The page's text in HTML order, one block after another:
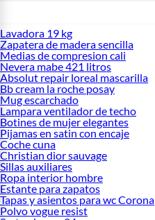
Lavadora 19 kg
Zapatera de madera sencilla
Medias de compresion cali
Nevera mabe 421 litros
Absolut repair loreal mascarilla
Bb cream la roche posay
Mug escarchado
Lampara ventilador de techo
Botines de mujer elegantes
Pijamas en satin con encaje
Coche cuna
Christian dior sauvage
Sillas auxiliares
Ropa interior hombre
Estante para zapatos
Tapas y asientos para wc Corona
Polvo vogue resist